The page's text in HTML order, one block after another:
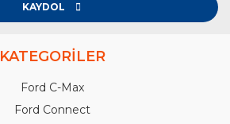
KAYDOL
KATEGORİLER
Ford C-Max
Ford Connect